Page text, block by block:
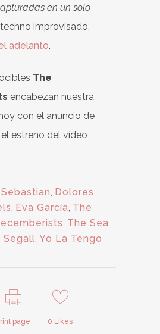
en un solo
improvisado.
adelanto.
The
encabezan nuestra
con el anuncio de
estreno del vídeo
, Dolores
, Eva García, The
, The Sea
Segall, Yo La Tengo
page 0 Likes